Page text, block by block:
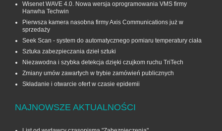
Wisenet WAVE 4.0. Nowa wersja oprogramowania VMS firmy
Hanwha Techwin
Pierwsza kamera nasobna firmy Axis Communications już w
sprzedaży
Seek Scan - system do automatycznego pomiaru temperatury ciała
Sztuka zabezpieczania dzieł sztuki
Niezawodna i szybka detekcja dzięki czujkom ruchu TriTech
Zmiany umów zawartych w trybie zamówień publicznych
Składanie i otwarcie ofert w czasie epidemii
NAJNOWSZE AKTUALNOŚCI